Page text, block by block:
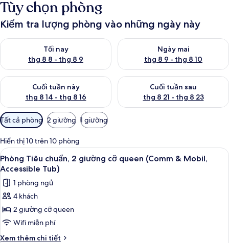
Tùy chọn phòng
Kiểm tra lượng phòng vào những ngày này
Tối nay
thg 8 8 - thg 8 9
Kiểm tra lượng phòng tối nay từ thg 8 8 - thg 8 9
Ngày mai
thg 8 9 - thg 8 10
Kiểm tra lượng phòng ngày
Cuối tuần này
thg 8 14 - thg 8 16
Kiểm tra lượng phòng cuối tuần này từ thg 8 14 - thg 8 16
Cuối tuần sau
thg 8 21 - thg 8 23
Kiểm tra lượng phòng cuối
Bộ
lọc
có
thể
dùng
để
lọc
tìm
phòng
Tất cả phòng 2 giường 1 giường
Hiển thị 10 trên 10 phòng
Xem
tất
cả
ảnh
Phòng
Tiêu
chuẩn,
2
Bộ đồ giường cao cấp, két bảo mật
6
Phòng Tiêu chuẩn, 2 giường cỡ queen (Comm & Mobil,
Accessible Tub)
1 phòng ngủ
4 khách
2 giường cỡ queen
Wifi miễn phí
Xem thêm chi tiết
Chi